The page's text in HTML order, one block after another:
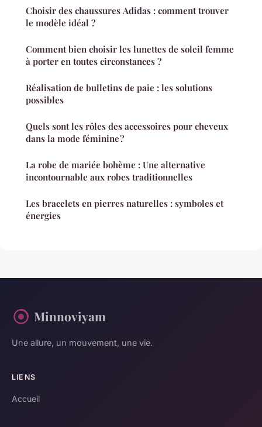
Choisir des chaussures Adidas : comment trouver
le modèle idéal ?
Comment bien choisir les lunettes de soleil femme
à porter en toutes circonstances ?
Réalisation de bulletins de paie : les solutions
possibles
Quels sont les rôles des accessoires pour cheveux
dans la mode féminine ?
La robe de mariée bohème : Une alternative
incontournable aux robes traditionnelles
Les bracelets en pierres naturelles : symboles et
énergies
Minnoviyam
Une allure, un mouvement, une vie.
LIENS
Accueil